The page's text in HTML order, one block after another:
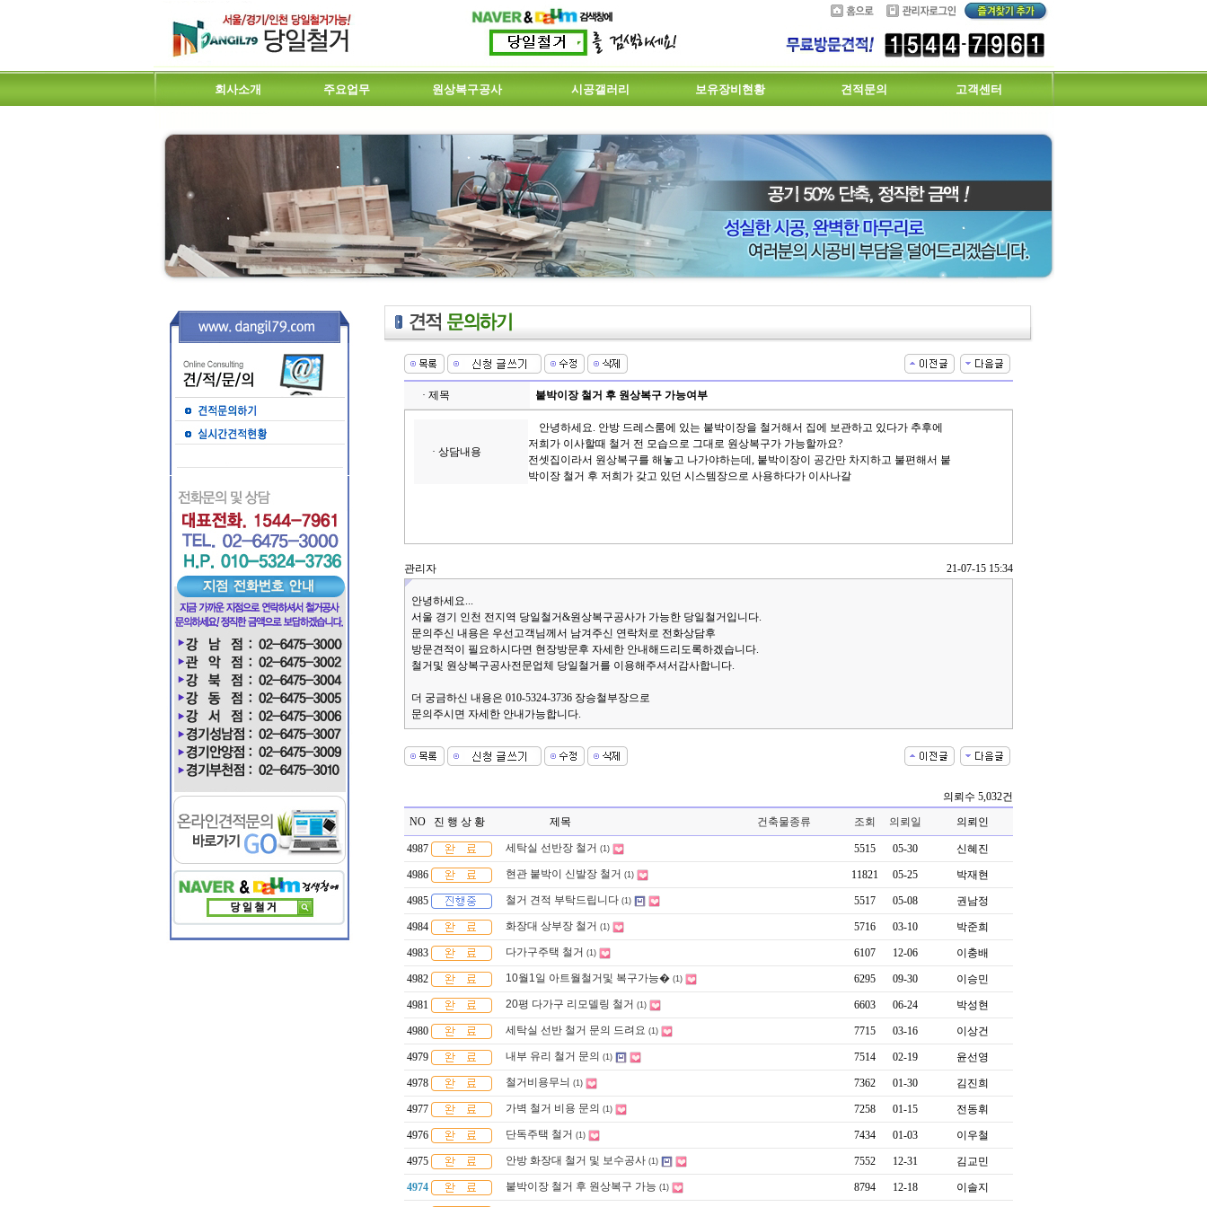
회사소개 주요업무 원상복구공사 시공갤러리 보유장비현황 견적문의 고객센터
· 제목 붙박이장 철거 후 원상복구 가능여부
· 상담내용
안녕하세요. 안방 드레스룸에 있는 붙박이장을 철거해서 집에 보관하고 있다가 추후에
저희가 이사할때 철거 전 모습으로 그대로 원상복구가 가능할까요?
전셋집이라서 원상복구를 해놓고 나가야하는데, 붙박이장이 공간만 차지하고 불편해서 붙
박이장 철거 후 저희가 갖고 있던 시스템장으로 사용하다가 이사나갈
관리자 21-07-15 15:34
안녕하세요...
서울 경기 인천 전지역 당일철거&원상복구공사가 가능한 당일철거입니다.
문의주신 내용은 우선고객님께서 남겨주신 연락처로 전화상담후
방문견적이 필요하시다면 현장방문후 자세한 안내해드리도록하겠습니다.
철거및 원상복구공사전문업체 당일철거를 이용해주셔서감사합니다.
더 궁금하신 내용은 010-5324-3736 장승철부장으로
문의주시면 자세한 안내가능합니다.
의뢰수 5,032건
NO
진 행 상 황 제목 건축물종류 조회 의뢰일 의뢰인
4987 세탁실 선반장 철거 (1) 5515 05-30 신혜진
4986 현관 붙박이 신발장 철거 (1) 11821 05-25 박재현
4985 철거 견적 부탁드립니다 (1) 5517 05-08 권남정
4984 화장대 상부장 철거 (1) 5716 03-10 박준희
4983 다가구주택 철거 (1) 6107 12-06 이충배
4982 10월1일 아트월철거및 복구가능� (1) 6295 09-30 이승민
4981 20평 다가구 리모델링 철거 (1) 6603 06-24 박성현
4980 세탁실 선반 철거 문의 드려요 (1) 7715 03-16 이상건
4979 내부 유리 철거 문의 (1) 7514 02-19 윤선영
4978 철거비용무늬 (1) 7362 01-30 김진희
4977 가벽 철거 비용 문의 (1) 7258 01-15 전동휘
4976 단독주택 철거 (1) 7434 01-03 이우철
4975 안방 화장대 철거 및 보수공사 (1) 7552 12-31 김교민
4974 붙박이장 철거 후 원상복구 가능 (1) 8794 12-18
이솔지